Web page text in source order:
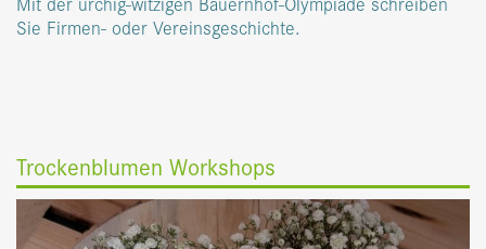
Sie Firmen- oder Vereinsgeschichte.
Trockenblumen Workshops